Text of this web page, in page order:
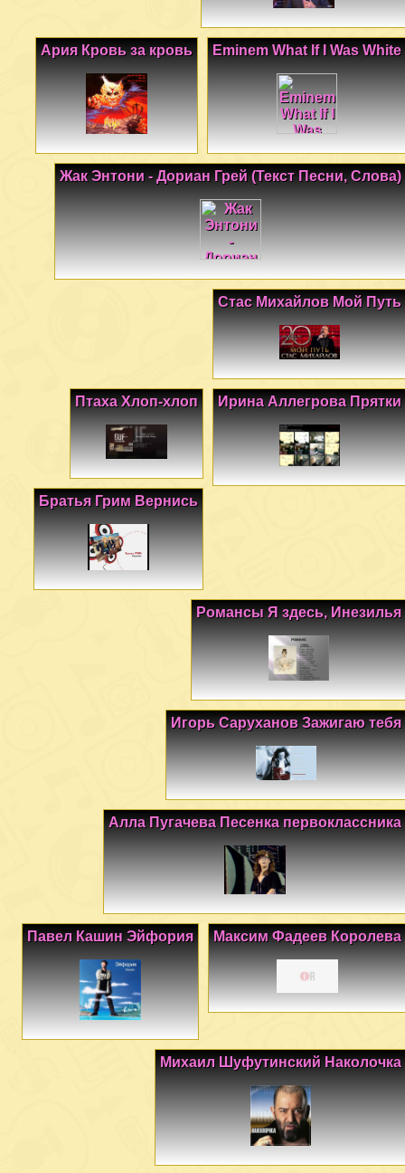
Eminem What If I Was White
Ария Кровь за кровь
Жак Энтони - Дориан Грей (Текст Песни, Слова)
Стас Михайлов Мой Путь
Ирина Аллегрова Прятки
Птаха Хлоп-хлоп
Братья Грим Вернись
Романсы Я здесь, Инезилья
Игорь Саруханов Зажигаю тебя
Алла Пугачева Песенка первоклассника
Максим Фадеев Королева
Павел Кашин Эйфория
Михаил Шуфутинский Наколочка